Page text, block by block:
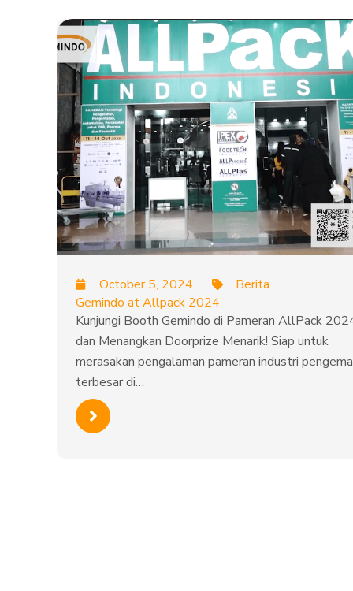
October 5, 2024
Berita
Gemindo at Allpack 2024
Kunjungi Booth Gemindo di Pameran AllPack
dan Menangkan Doorprize Menarik! Siap untuk
merasakan pengalaman pameran industri
terbesar di…